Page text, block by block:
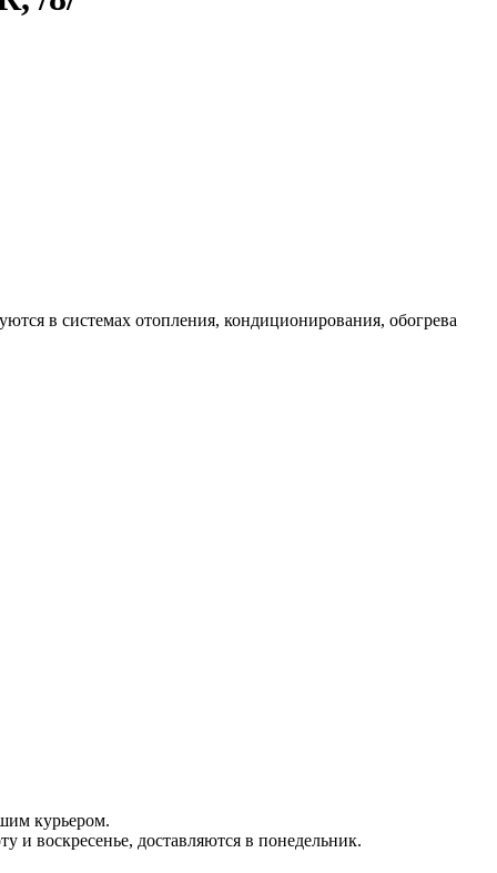
в системах отопления, кондиционирования, обогрева
курьером.
и воскресенье, доставляются в понедельник.